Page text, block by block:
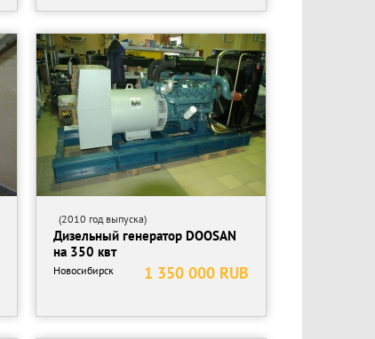
(2010 год выпуска)
Дизельный генератор DOOSAN
на 350 квт
1 350 000 RUB
Новосибирск